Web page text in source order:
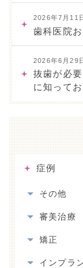
2026年7月11
歯科医院
2026年6月29
抜歯が必
に知って
症例
その他
審美治療
矯正
インプラ